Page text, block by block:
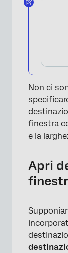
Non ci
finestra
e la
Apri